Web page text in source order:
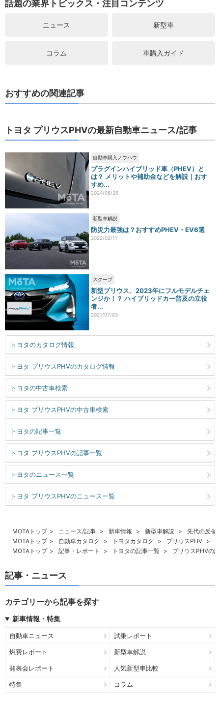
話題の業界トピックス・注目コンテンツ
ニュース 新型車
コラム 車購入ガイド
おすすめの関連記事
トヨタ プリウスPHVの最新自動車ニュース/記事
自動車購入ノウハウ
プラグインハイブリッド車（PHEV）と
は？ メリットや補助金などを解説｜おす
すめ...
2024/08/26
新型車解説
防災力最強は？おすすめPHEV・EV6選
2022/02/11
スクープ
新型プリウス、2023年にフルモデルチェ
ンジか！？ ハイブリッドカー普及の立役
者...
2021/07/03
トヨタのカタログ情報
トヨタ プリウスPHVのカタログ情報
トヨタの中古車検索
トヨタ プリウスPHVの中古車検索
トヨタの記事一覧
トヨタ プリウスPHVの記事一覧
トヨタのニュース一覧
トヨタ プリウスPHVのニュース一覧
MOTAトップ ニュース/記事 新車情報 新型車解説
先代の反省
MOTAトップ
自動車カタログ トヨタカタログ プリウスPHV
MOTAトップ
記事・レポート トヨタの記事一覧 プリウスPHVの
記事・ニュース
カテゴリーから記事を探す
新車情報・特集
自動車ニュース 試乗レポート
燃費レポート 新型車解説
発表会レポート 人気新型車比較
特集 コラム